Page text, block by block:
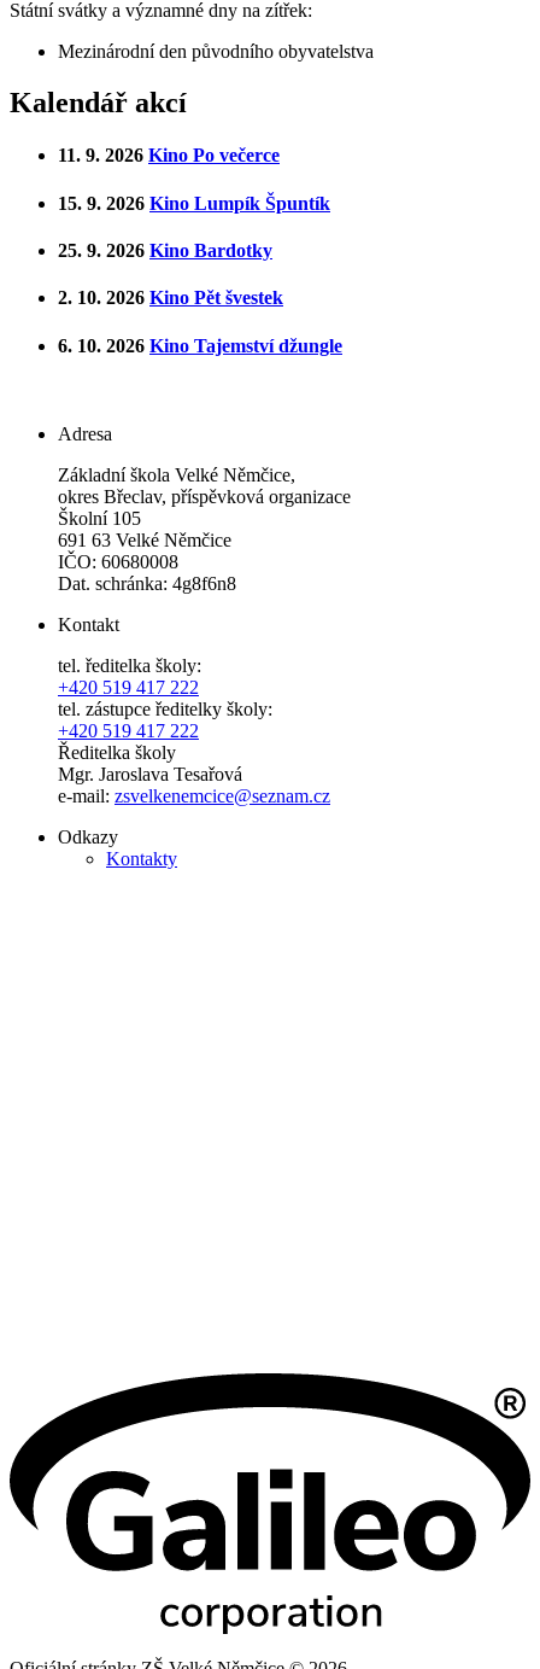
Státní svátky a významné dny na zítřek:
Mezinárodní den původního obyvatelstva
Kalendář akcí
11. 9. 2026 Kino Po večerce
15. 9. 2026 Kino Lumpík Špuntík
25. 9. 2026 Kino Bardotky
2. 10. 2026 Kino Pět švestek
6. 10. 2026 Kino Tajemství džungle
Adresa
Základní škola Velké Němčice,
okres Břeclav, příspěvková organizace
Školní 105
691 63 Velké Němčice
IČO: 60680008
Dat. schránka: 4g8f6n8
Kontakt
tel. ředitelka školy:
+420 519 417 222
tel. zástupce ředitelky školy:
+420 519 417 222
Ředitelka školy
Mgr. Jaroslava Tesařová
e-mail: zsvelkenemcice@seznam.cz
Odkazy
Kontakty